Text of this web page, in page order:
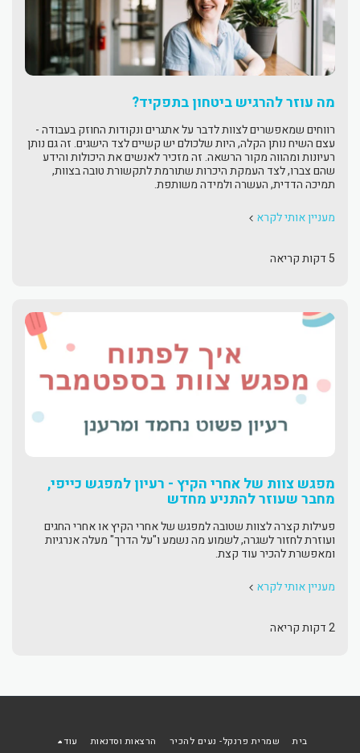
מה עוזר להרגיש ביטחון בתפקיד?
רווחים שמאפשרים לצוות לדבר על אתגרים ונקודות החוזק בעבודה -
עצם השיח נותן הקלה, היות שלכולם יש קשיים לצד הישגים. זה גם נותן
רעיונות ומהווה מקור הרשאה. זה מזכיר לאנשים את היכולות והידע
שהם צברו, לצד העמקת היכרות שתורמת לתקשורת טובה בצוות,
תמיכה הדדית, העשרה ולמידה משותפת.
מעניין אותי לקרא
5 דקות קריאה
מפגש צוות של אחרי הקיץ - רעיון למפגש כייפי,
מחבר שעוזר להתניע מחדש
פעילות קצרה לצוות שטובה למפגש של אחרי הקיץ או אחרי החגים
ועוזרת לחזור לשגרה, לשמוע מה נשמע ו"על הדרך" מעלה אנרגיות
ומאפשרת להכיר עוד קצת.
מעניין אותי לקרא
2 דקות קריאה
בית שמרית פרנקל- נעים להכיר הרצאות וסדנאות עוד